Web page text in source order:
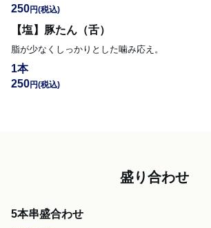
250円(税込)
【塩】豚たん（舌）
脂が少なくしっかりとした噛み応え。
1本
250円(税込)
盛り合わせ
5本串盛合わせ